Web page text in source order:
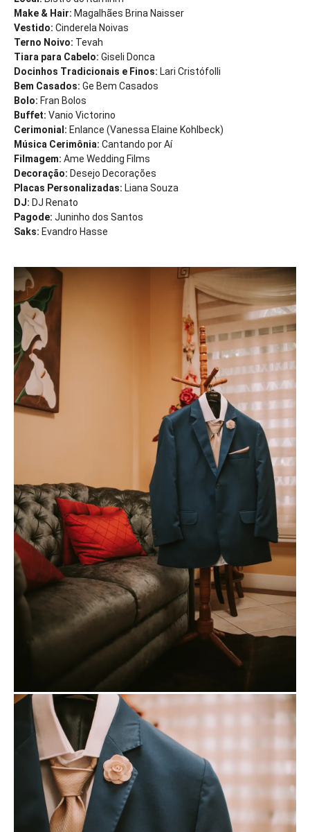
Make & Hair: Magalhães Brina Naisser
Vestido: Cinderela Noivas
Terno Noivo: Tevah
Tiara para Cabelo: Giseli Donca
Docinhos Tradicionais e Finos: Lari Cristófolli
Bem Casados: Ge Bem Casados
Bolo: Fran Bolos
Buffet: Vanio Victorino
Cerimonial: Enlance (Vanessa Elaine Kohlbeck)
Música Cerimônia: Cantando por Aí
Filmagem: Ame Wedding Films
Decoração: Desejo Decorações
Placas Personalizadas: Liana Souza
DJ: DJ Renato
Pagode: Juninho dos Santos
Saks: Evandro Hasse